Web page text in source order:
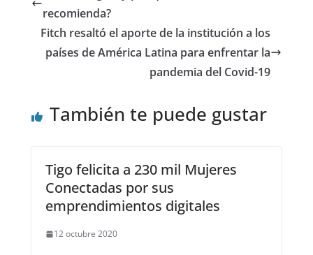
recomienda?
Fitch resaltó el aporte de la institución a los
países de América Latina para enfrentar la
pandemia del Covid-19
También te puede gustar
Tigo felicita a 230 mil Mujeres
Conectadas por sus
emprendimientos digitales
12 octubre 2020